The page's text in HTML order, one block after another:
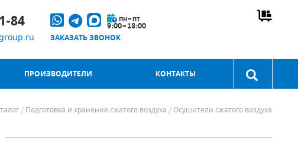
84 пн–пт
9:00–18:00
ЗАКАЗАТЬ ЗВОНОК
ПРОИЗВОДИТЕЛИ КОНТАКТЫ
Подготовка и хранение сжатого воздуха Осушители сжатого воздуха